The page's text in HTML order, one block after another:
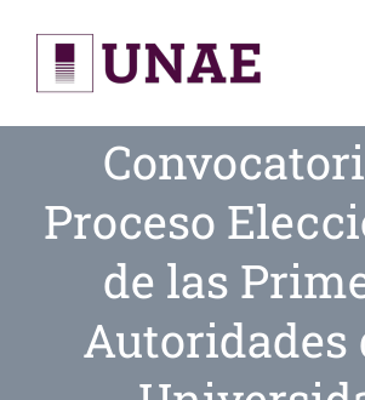
content
Proceso
de las
Autoridades